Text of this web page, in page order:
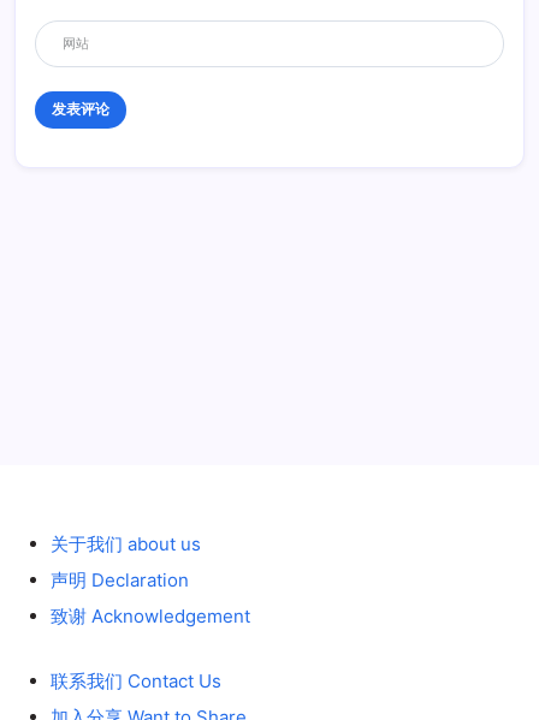
关于我们 about us
声明 Declaration
致谢 Acknowledgement
联系我们 Contact Us